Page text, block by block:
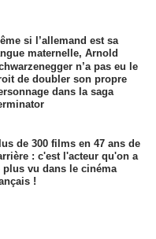
si l’allemand est sa
maternelle, Arnold
n’a pas eu le
de doubler son propre
dans la saga
de 300 films en 47 ans de
: c'est l'acteur qu'on a
plus vu dans le cinéma
!